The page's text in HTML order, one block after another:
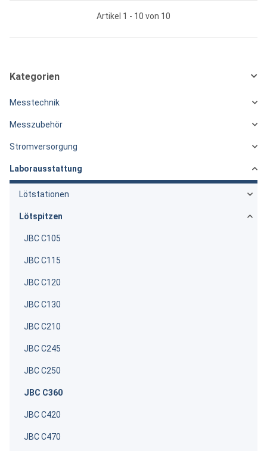
Artikel 1 - 10 von 10
Kategorien
Messtechnik
Messzubehör
Stromversorgung
Laborausstattung
Lötstationen
Lötspitzen
JBC C105
JBC C115
JBC C120
JBC C130
JBC C210
JBC C245
JBC C250
JBC C360
JBC C420
JBC C470